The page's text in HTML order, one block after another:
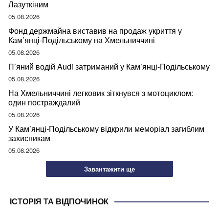
Лазуткіним
05.08.2026
Фонд держмайна виставив на продаж укриття у
Кам’янці-Подільському на Хмельниччині
05.08.2026
П’яний водій Audi затриманий у Кам’янці-Подільському
05.08.2026
На Хмельниччині легковик зіткнувся з мотоциклом:
один постраждалий
05.08.2026
У Кам’янці-Подільському відкрили меморіал загиблим
захисникам
05.08.2026
Завантажити ще
ІСТОРІЯ ТА ВІДПОЧИНОК